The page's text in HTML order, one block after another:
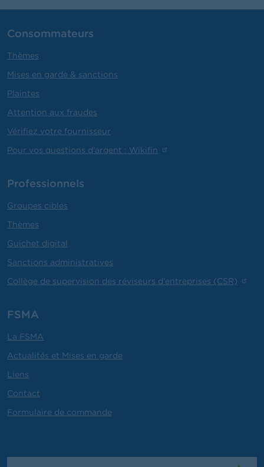
Consommateurs
Thèmes
Mises en garde & sanctions
Plaintes
Attention aux fraudes
Vérifiez votre fournisseur
Pour vos questions d'argent : Wikifin
Professionnels
Groupes cibles
Thèmes
Guichet digital
Sanctions administratives
Collège de supervision des réviseurs d'entreprises (CSR)
FSMA
La FSMA
Actualités et Mises en garde
Liens
Contact
Formulaire de commande